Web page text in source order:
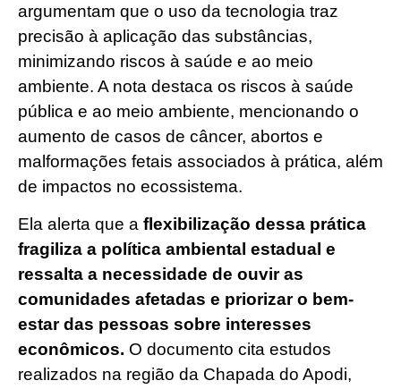
argumentam que o uso da tecnologia traz
precisão à aplicação das substâncias,
minimizando riscos à saúde e ao meio
ambiente. A nota destaca os riscos à saúde
pública e ao meio ambiente, mencionando o
aumento de casos de câncer, abortos e
malformações fetais associados à prática, além
de impactos no ecossistema.
Ela alerta que a flexibilização dessa prática
fragiliza a política ambiental estadual e
ressalta a necessidade de ouvir as
comunidades afetadas e priorizar o bem-
estar das pessoas sobre interesses
econômicos. O documento cita estudos
realizados na região da Chapada do Apodi,